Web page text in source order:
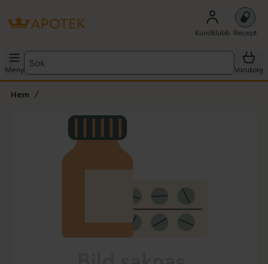
Kundklubb Recept
Meny
Sök
Varukorg
Hem
Lista: . Innehåller 1 objekt.